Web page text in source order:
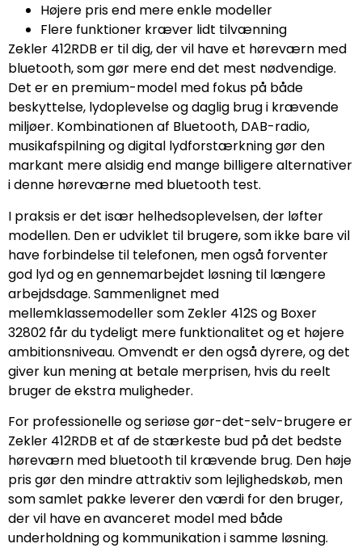
Højere pris end mere enkle modeller
Flere funktioner kræver lidt tilvænning
Zekler 412RDB er til dig, der vil have et høreværn med
bluetooth, som gør mere end det mest nødvendige.
Det er en premium-model med fokus på både
beskyttelse, lydoplevelse og daglig brug i krævende
miljøer. Kombinationen af Bluetooth, DAB-radio,
musikafspilning og digital lydforstærkning gør den
markant mere alsidig end mange billigere alternativer
i denne høreværne med bluetooth test.
I praksis er det især helhedsoplevelsen, der løfter
modellen. Den er udviklet til brugere, som ikke bare vil
have forbindelse til telefonen, men også forventer
god lyd og en gennemarbejdet løsning til længere
arbejdsdage. Sammenlignet med
mellemklassemodeller som Zekler 412S og Boxer
32802 får du tydeligt mere funktionalitet og et højere
ambitionsniveau. Omvendt er den også dyrere, og det
giver kun mening at betale merprisen, hvis du reelt
bruger de ekstra muligheder.
For professionelle og seriøse gør-det-selv-brugere er
Zekler 412RDB et af de stærkeste bud på det bedste
høreværn med bluetooth til krævende brug. Den høje
pris gør den mindre attraktiv som lejlighedskøb, men
som samlet pakke leverer den værdi for den bruger,
der vil have en avanceret model med både
underholdning og kommunikation i samme løsning.